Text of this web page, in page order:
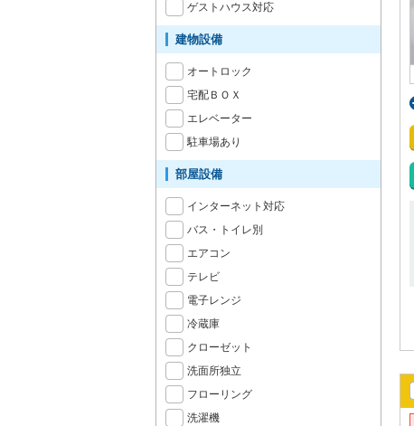
ゲストハウス対応
建物設備
オートロック
宅配ＢＯＸ
エレベーター
駐車場あり
部屋設備
インターネット対応
バス・トイレ別
エアコン
テレビ
電子レンジ
冷蔵庫
クローゼット
洗面所独立
フローリング
洗濯機